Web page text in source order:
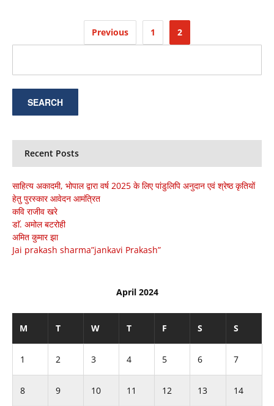
Previous 1 2
Recent Posts
साहित्य अकादमी, भोपाल द्वारा वर्ष 2025 के लिए पांडुलिपि अनुदान एवं श्रेष्ठ कृतियों
हेतु पुरस्कार आवेदन आमंत्रित
कवि राजीव खरे
डाॅ. अमोल बटरोही
अमित कुमार झा
Jai prakash sharma”jankavi Prakash”
April 2024
M T W T F S S
1 2 3 4 5 6 7
8 9 10 11 12 13 14